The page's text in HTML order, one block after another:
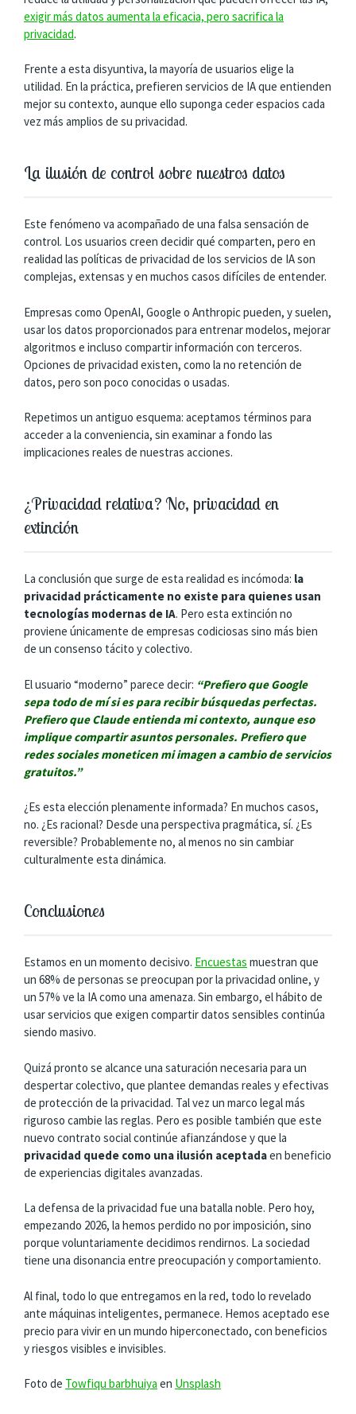
exigir más datos aumenta la eficacia, pero sacrifica la
privacidad.
Frente a esta disyuntiva, la mayoría de usuarios elige la
utilidad. En la práctica, prefieren servicios de IA que entienden
mejor su contexto, aunque ello suponga ceder espacios cada
vez más amplios de su privacidad.
La ilusión de control sobre nuestros datos
Este fenómeno va acompañado de una falsa sensación de
control. Los usuarios creen decidir qué comparten, pero en
realidad las políticas de privacidad de los servicios de IA son
complejas, extensas y en muchos casos difíciles de entender.
Empresas como OpenAI, Google o Anthropic pueden, y suelen,
usar los datos proporcionados para entrenar modelos, mejorar
algoritmos e incluso compartir información con terceros.
Opciones de privacidad existen, como la no retención de
datos, pero son poco conocidas o usadas.
Repetimos un antiguo esquema: aceptamos términos para
acceder a la conveniencia, sin examinar a fondo las
implicaciones reales de nuestras acciones.
¿Privacidad relativa? No, privacidad en
extinción
La conclusión que surge de esta realidad es incómoda: la
privacidad prácticamente no existe para quienes usan
tecnologías modernas de IA. Pero esta extinción no
proviene únicamente de empresas codiciosas sino más bien
de un consenso tácito y colectivo.
El usuario “moderno” parece decir: “Prefiero que Google
sepa todo de mí si es para recibir búsquedas perfectas.
Prefiero que Claude entienda mi contexto, aunque eso
implique compartir asuntos personales. Prefiero que
redes sociales moneticen mi imagen a cambio de servicios
gratuitos.”
¿Es esta elección plenamente informada? En muchos casos,
no. ¿Es racional? Desde una perspectiva pragmática, sí. ¿Es
reversible? Probablemente no, al menos no sin cambiar
culturalmente esta dinámica.
Conclusiones
Estamos en un momento decisivo. Encuestas muestran que
un 68% de personas se preocupan por la privacidad online, y
un 57% ve la IA como una amenaza. Sin embargo, el hábito de
usar servicios que exigen compartir datos sensibles continúa
siendo masivo.
Quizá pronto se alcance una saturación necesaria para un
despertar colectivo, que plantee demandas reales y efectivas
de protección de la privacidad. Tal vez un marco legal más
riguroso cambie las reglas. Pero es posible también que este
nuevo contrato social continúe afianzándose y que la
privacidad quede como una ilusión aceptadaen beneficio
de experiencias digitales avanzadas.
La defensa de la privacidad fue una batalla noble. Pero hoy,
empezando 2026, la hemos perdido no por imposición, sino
porque voluntariamente decidimos rendirnos. La sociedad
tiene una disonancia entre preocupación y comportamiento.
Al final, todo lo que entregamos en la red, todo lo revelado
ante máquinas inteligentes, permanece. Hemos aceptado ese
precio para vivir en un mundo hiperconectado, con beneficios
y riesgos visibles e invisibles.
Foto de Towfiqu barbhuiya en Unsplash